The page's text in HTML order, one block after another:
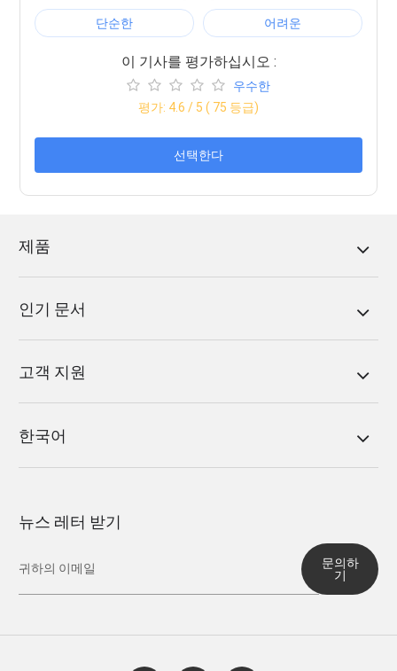
단순한 어려운
이 기사를 평가하십시오 :
우수한
평가: 4.6 / 5 ( 75 등급)
선택한다
제품
인기 문서
고객 지원
한국어
뉴스 레터 받기
문의하
기